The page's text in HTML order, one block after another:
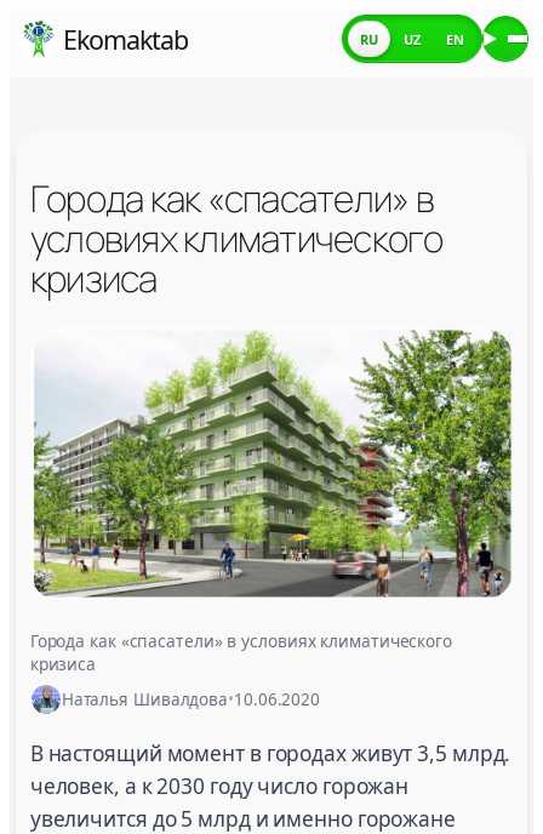
Skip Ekomaktab RU UZ EN
Города как «спасатели» в
условиях климатического
кризиса
Города как «спасатели» в условиях климатического
кризиса
Наталья Шивалдова•10.06.2020
В настоящий момент в городах живут 3,5 млрд.
человек, а к 2030 году число горожан
увеличится до 5 млрд и именно горожане